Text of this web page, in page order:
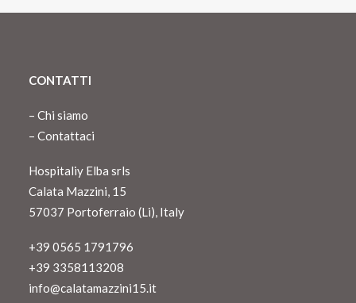
CONTATTI
– Chi siamo
– Contattaci
Hospitaliy Elba srls
Calata Mazzini, 15
57037 Portoferraio (Li), Italy
+39 0565 1791796
+39 3358113208
info@calatamazzini15.it